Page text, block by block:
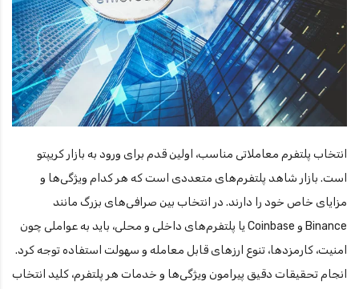
انتخاب پلتفرم معاملاتی مناسب، اولین قدم برای ورود به بازار کریپتو
است. بازار شاهد پلتفرم‌های متعددی است که هر کدام ویژگی‌ها و
مزایای خاص خود را دارند. در انتخاب بین صرافی‌های بزرگ مانند
Binance و Coinbase یا پلتفرم‌های داخلی و محلی، باید به عواملی چون
امنیت، کارمزدها، تنوع ارزهای قابل معامله و سهولت استفاده توجه کرد.
انجام تحقیقات دقیق پیرامون ویژگی‌ها و خدمات هر پلتفرم، کلید انتخاب